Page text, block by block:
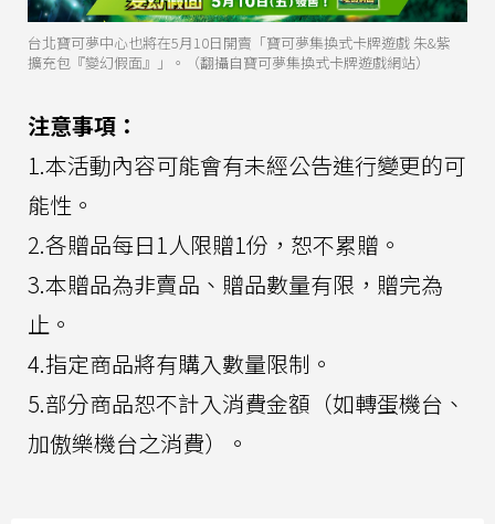
台北寶可夢中心也將在5月10日開賣「寶可夢集換式卡牌遊戲 朱&紫
擴充包『變幻假面』」。（翻攝自寶可夢集換式卡牌遊戲網站）
注意事項：
1.本活動內容可能會有未經公告進行變更的可
能性。
2.各贈品每日1人限贈1份，恕不累贈。
3.本贈品為非賣品、贈品數量有限，贈完為
止。
4.指定商品將有購入數量限制。
5.部分商品恕不計入消費金額（如轉蛋機台、
加傲樂機台之消費）。